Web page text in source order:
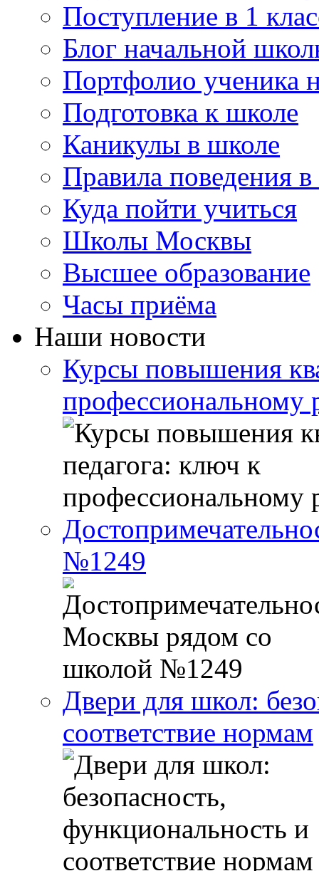
Поступление в 1
Блог начальной
Портфолио ученика
Подготовка к школе
Каникулы в школе
Правила поведения
Куда пойти учиться
Школы Москвы
Высшее образование
Часы приёма
Наши новости
Курсы повышения
профессиональному
№1249
Двери для школ:
соответствие нормам